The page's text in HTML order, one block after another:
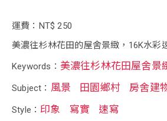
運費：NT$ 250
美濃往杉林花田的屋舍景緻，16K水彩
Keywords： 美濃往杉林花田屋舍景
Subject： 風景 田園鄉村 房舍建
Style： 印象 寫實 速寫